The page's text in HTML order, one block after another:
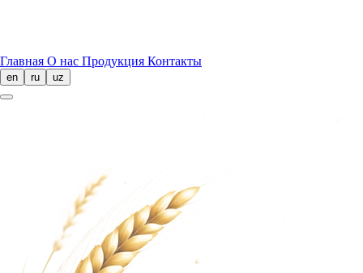
Главная О нас Продукция Контакты
en ru uz